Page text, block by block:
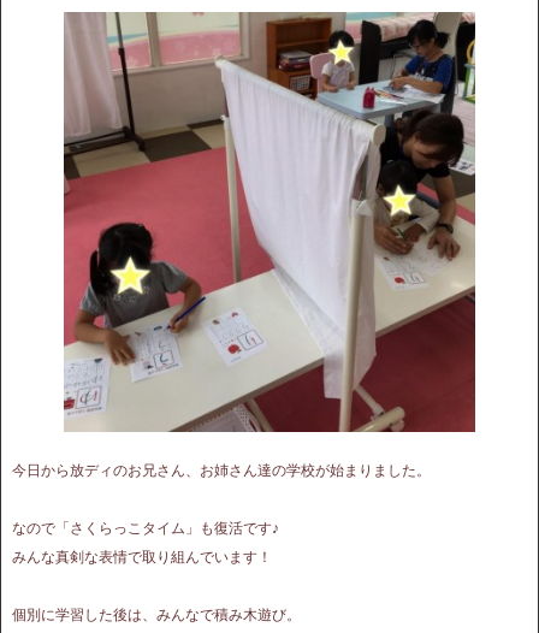
今日から放ディのお兄さん、お姉さん達の学校が始まりました。
なので「さくらっこタイム」も復活です♪
みんな真剣な表情で取り組んでいます！
個別に学習した後は、みんなで積み木遊び。